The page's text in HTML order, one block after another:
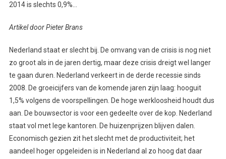
2014 is slechts 0,9%…
Artikel door Pieter Brans
Nederland staat er slecht bij. De omvang van de crisis is nog niet
zo groot als in de jaren dertig, maar deze crisis dreigt wel langer
te gaan duren. Nederland verkeert in de derde recessie sinds
2008. De groeicijfers van de komende jaren zijn laag: hooguit
1,5% volgens de voorspellingen. De hoge werkloosheid houdt dus
aan. De bouwsector is voor een gedeelte over de kop. Nederland
staat vol met lege kantoren. De huizenprijzen blijven dalen.
Economisch gezien zit het slecht met de productiviteit; het
aandeel hoger opgeleiden is in Nederland al zo hoog dat daar